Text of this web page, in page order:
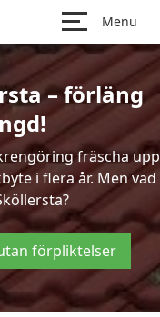
Menu
– förläng
fräscha upp
i flera år. Men vad
förpliktelser